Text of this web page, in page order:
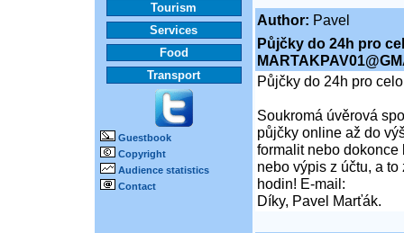
Tourism
Services
Food
Transport
Guestbook
Copyright
Audience statistics
Contact
Author: Pavel
Půjčky do 24h pro
Půjčky do 24h pro
Soukromá úvěrová
půjčky online až do
formalit nebo dokonce
nebo výpis z účtu, a
hodin! E-mail:
Díky, Pavel Marťák.